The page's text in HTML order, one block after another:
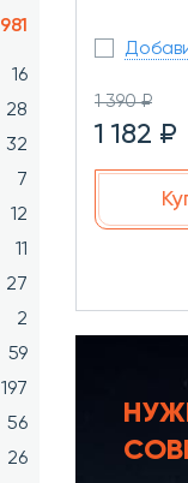
981
16
28
32
7
12
11
27
2
59
197
56
26
1 390 ₽
1 182 ₽